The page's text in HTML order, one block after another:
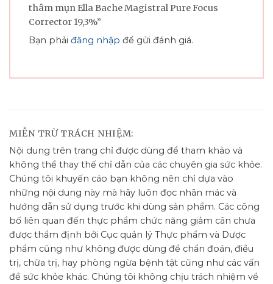
thâm mụn Ella Bache Magistral Pure Focus
Corrector 19,3%”
Bạn phải đăng nhập để gửi đánh giá.
MIỄN TRỪ TRÁCH NHIỆM:
Nội dung trên trang chỉ được dùng để tham khảo và
không thể thay thế chỉ dẫn của các chuyên gia sức khỏe.
Chúng tôi khuyến cáo bạn không nên chỉ dựa vào
những nội dung này mà hãy luôn đọc nhãn mác và
hướng dẫn sử dụng trước khi dùng sản phẩm. Các công
bố liên quan đến thực phẩm chức năng giảm cân chưa
được thẩm định bởi Cục quản lý Thực phẩm và Dược
phẩm cũng như không được dùng để chẩn đoán, điều
trị, chữa trị, hay phòng ngừa bệnh tật cũng như các vấn
đề sức khỏe khác. Chúng tôi không chịu trách nhiệm về